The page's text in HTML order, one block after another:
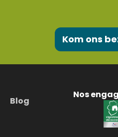
Kom ons
Blog
Nos